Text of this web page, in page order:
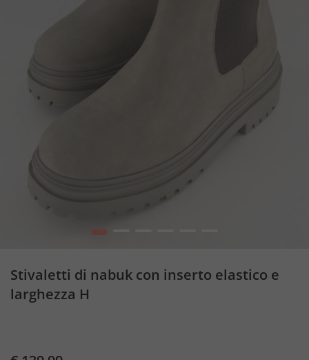
1
Stivaletti di nabuk con inserto elastico e
larghezza H